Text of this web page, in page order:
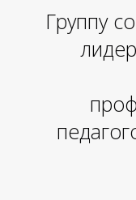
Группу